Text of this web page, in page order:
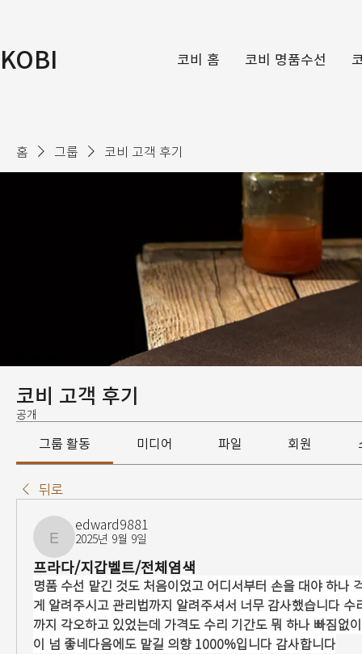
KOBI 코비 홈 코비 명품수선
홈 그룹 코비 고객 후기
코비 고객 후기
공개
그룹 활동 미디어 파일 회원
뒤로
edward9881
edward9881
2025년 9월 9일
프라다/지갑벨트/전체염색
명품 수선 맡긴 것도 처음이었고 어디서부터 손을 대야 하나
게 알려주시고 관리법까지 알려주셔서 너무 감사했습니다
까지 각오하고 있었는데 가격도 수리 기간도 뭐 하나 빠짐없
이 넘 좋네다음에도 맡길 의향 1000%입니다 감사합니다